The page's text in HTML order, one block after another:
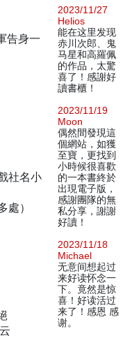
告身一
社名小
）
2023/11/27
Helios
能在这里发现
赤川次郎、鬼
马星和高羅佩
的作品，太驚
喜了！感謝好
讀書櫃！
2023/11/19
Moon
偶然間發現這
個網站，如獲
至寶，更找到
小時候很喜歡
的一本書終於
出現電子版，
感謝團隊的無
私分享，謝謝
好讀！
2023/11/18
Michael
无意间想起过
来好读怀念一
下。竟然是惊
喜！好读活过
来了！感恩 感
谢。